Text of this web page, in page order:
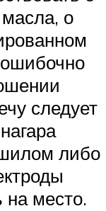
о
следует
либо
на место.